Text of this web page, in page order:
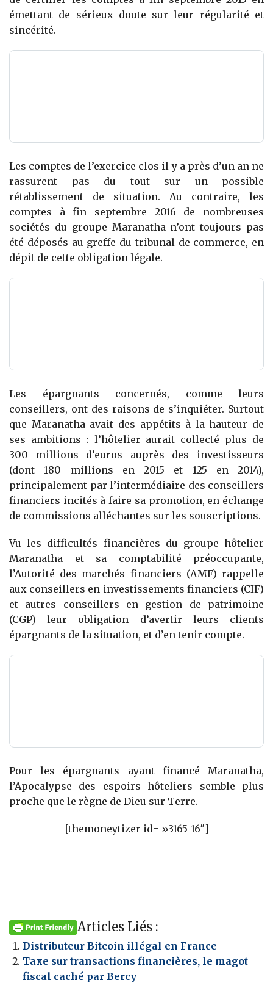
émettant de sérieux doute sur leur régularité et
sincérité.
Les comptes de l’exercice clos il y a près d’un an ne
rassurent pas du tout sur un possible
rétablissement de situation. Au contraire, les
comptes à fin septembre 2016 de nombreuses
sociétés du groupe Maranatha n’ont toujours pas
été déposés au greffe du tribunal de commerce, en
dépit de cette obligation légale.
Les épargnants concernés, comme leurs
conseillers, ont des raisons de s’inquiéter. Surtout
que Maranatha avait des appétits à la hauteur de
ses ambitions : l’hôtelier aurait collecté plus de
300 millions d’euros auprès des investisseurs
(dont 180 millions en 2015 et 125 en 2014),
principalement par l’intermédiaire des conseillers
financiers incités à faire sa promotion, en échange
de commissions alléchantes sur les souscriptions.
Vu les difficultés financières du groupe hôtelier
Maranatha et sa comptabilité préoccupante,
l’Autorité des marchés financiers (AMF) rappelle
aux conseillers en investissements financiers (CIF)
et autres conseillers en gestion de patrimoine
(CGP) leur obligation d’avertir leurs clients
épargnants de la situation, et d’en tenir compte.
Pour les épargnants ayant financé Maranatha,
l’Apocalypse des espoirs hôteliers semble plus
proche que le règne de Dieu sur Terre.
[themoneytizer id= »3165-16″]
Articles Liés :
Distributeur Bitcoin illégal en France
Taxe sur transactions financières, le magot
fiscal caché par Bercy